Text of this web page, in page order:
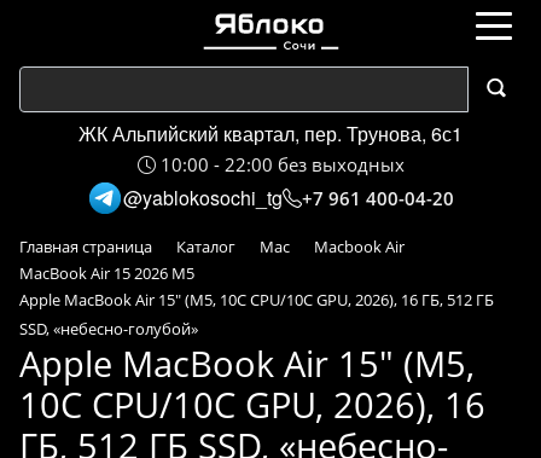
ЖК Альпийский квартал, пер. Трунова, 6с1
10:00 - 22:00 без выходных
@yablokosochi_tg +7 961 400-04-20
Главная страница Каталог Mac
Macbook Air
MacBook Air 15 2026 M5
Apple MacBook Air 15" (M5, 10C CPU/10C GPU, 2026), 16 ГБ, 512 ГБ
SSD, «небесно-голубой»
Apple MacBook Air 15" (M5,
10C CPU/10C GPU, 2026), 16
ГБ, 512 ГБ SSD, «небесно-